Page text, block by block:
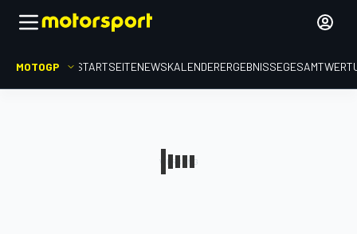
MOTOGP STARTSEITENEWSKALENDERERGEBNISSE